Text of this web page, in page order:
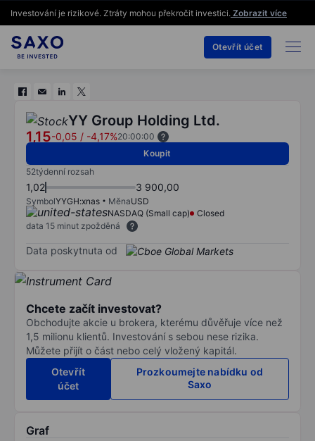
Investování je rizikové. Ztráty mohou překročit investici. Zobrazit více
Otevřít účet
YY Group Holding Ltd.
1,15-0,05 / -4,17%20:00:00
Koupit
52týdenní rozsah
1,02 3 900,00
SymbolYYGH:xnas MěnaUSD
NASDAQ (Small cap)
Closed
data 15 minut zpožděná
Data poskytnuta od
Chcete začít investovat?
Obchodujte akcie u brokera, kterému důvěřuje více než
1,5 milionu klientů. Investování s sebou nese rizika.
Můžete přijít o část nebo celý vložený kapitál.
Otevřít
účet
Prozkoumejte nabídku od
Saxo
Graf